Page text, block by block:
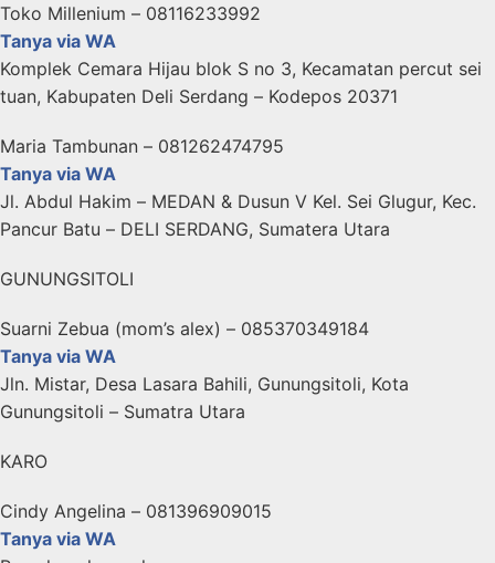
Toko Millenium – 08116233992
Tanya via WA
Komplek Cemara Hijau blok S no 3, Kecamatan percut sei
tuan, Kabupaten Deli Serdang – Kodepos 20371
Maria Tambunan – 081262474795
Tanya via WA
Jl. Abdul Hakim – MEDAN & Dusun V Kel. Sei Glugur, Kec.
Pancur Batu – DELI SERDANG, Sumatera Utara
GUNUNGSITOLI
Suarni Zebua (mom’s alex) – 085370349184
Tanya via WA
Jln. Mistar, Desa Lasara Bahili, Gunungsitoli, Kota
Gunungsitoli – Sumatra Utara
KARO
Cindy Angelina – 081396909015
Tanya via WA